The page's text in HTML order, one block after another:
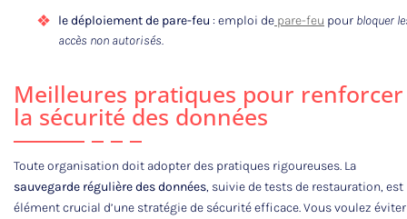
le déploiement de pare-feu : emploi de pare-feu pour bloquer
accès non autorisés.
Meilleures pratiques pour renforcer
la sécurité des données
Toute organisation doit adopter des pratiques rigoureuses. La
sauvegarde régulière des données, suivie de tests de restauration, est
élément crucial d’une stratégie de sécurité efficace. Vous voulez éviter